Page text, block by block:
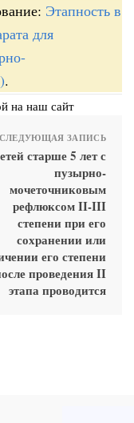
Этапность в
для
.
на наш сайт
СЛЕДУЮЩАЯ ЗАПИСЬ
старше 5 лет с
пузырно-
мочеточниковым
рефлюксом II-III
степени при его
сохранении или
его степени
проведения II
этапа проводится